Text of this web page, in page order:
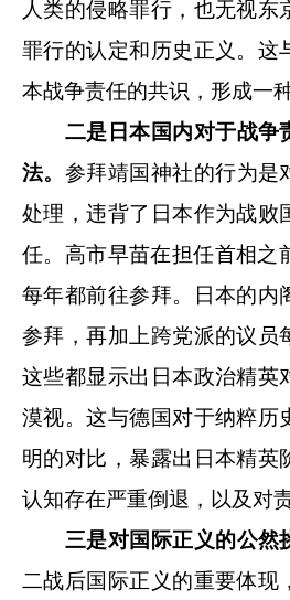
人类的侵略罪行，也无视东
罪行的认定和历史正义。这
本战争责任的共识，形成一
二是日本国内对于战争
法。 参拜靖国神社的行为是
处理，违背了日本作为战败
任。高市早苗在担任首相之
每年都前往参拜。日本的内
参拜，再加上跨党派的议员
这些都显示出日本政治精英
漠视。这与德国对于纳粹历
明的对比，暴露出日本精英
认知存在严重倒退，以及对
三是对国际正义的公然
二战后国际正义的重要体现